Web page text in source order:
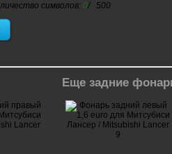
символов: 0/ 500
Еще задние